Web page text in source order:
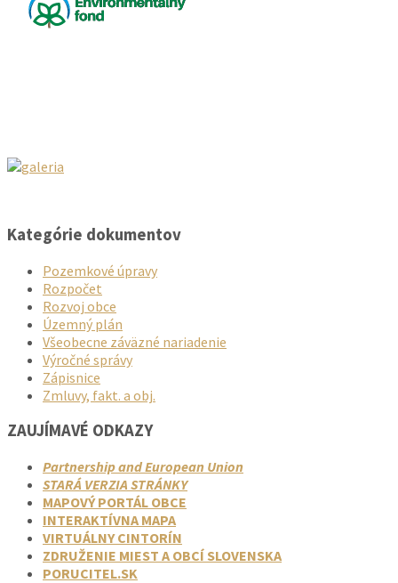
Kategórie dokumentov
Pozemkové úpravy
Rozpočet
Rozvoj obce
Územný plán
Všeobecne záväzné nariadenie
Výročné správy
Zápisnice
Zmluvy, fakt. a obj.
ZAUJÍMAVÉ ODKAZY
Partnership and European Union
STARÁ VERZIA STRÁNKY
MAPOVÝ PORTÁL OBCE
INTERAKTÍVNA MAPA
VIRTUÁLNY CINTORÍN
ZDRUŽENIE MIEST A OBCÍ SLOVENSKA
PORUCITEL.SK